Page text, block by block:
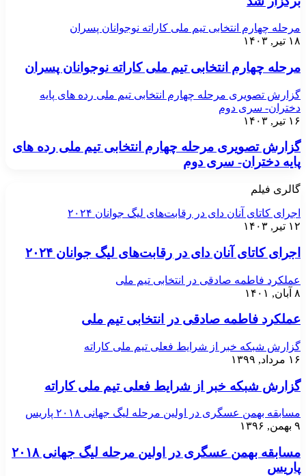
مرحله چهارم انتخابی تیم ملی کاراته نوجوانان پسران
۱۸ تیر, ۱۴۰۳
مرحله چهارم انتخابی تیم ملی کاراته نوجوانان پسران
گزارش تصویری مرحله چهارم انتخابی تیم ملی رده های پایه
دختران- سری دوم
۱۶ تیر, ۱۴۰۳
گزارش تصویری مرحله چهارم انتخابی تیم ملی رده های
پایه دختران- سری دوم
گالری فیلم
اجرای کاتای آنان دای در رقابت‌های لیگ جوانان ۲۰۲۴
۱۲ تیر, ۱۴۰۳
اجرای کاتای آنان دای در رقابت‌های لیگ جوانان ۲۰۲۴
عملکرد فاطمه صادقی در انتخابی تیم ملی
۸ آبان, ۱۴۰۱
عملکرد فاطمه صادقی در انتخابی تیم ملی
گزارش شبکه خبر از شرایط فعلی تیم ملی کاراته
۱۶ مرداد, ۱۳۹۹
گزارش شبکه خبر از شرایط فعلی تیم ملی کاراته
مسابقه بهمن عسگری در اولین مرحله لیگ جهانی ۲۰۱۸ پاریس
۹ بهمن, ۱۳۹۶
مسابقه بهمن عسگری در اولین مرحله لیگ جهانی ۲۰۱۸
پاریس